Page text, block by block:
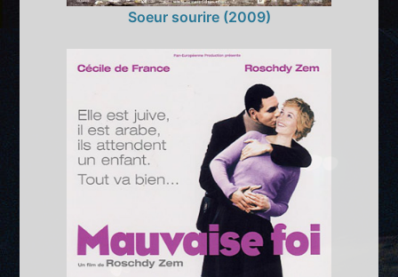
Soeur sourire (2009)